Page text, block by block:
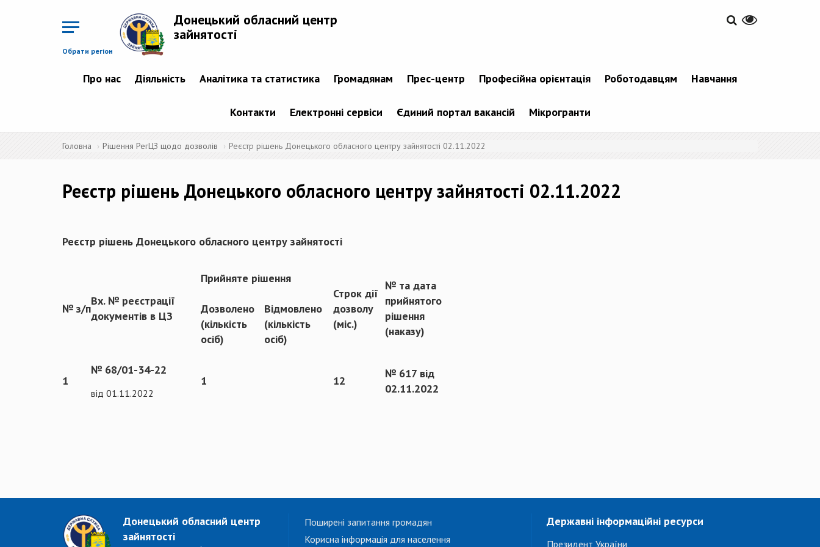
Обрати регіон
Донецький обласний центр
зайнятості
Про нас Діяльність Аналітика та статистика Громадянам Прес-центр Професійна орієнтація Роботодавцям Навчання
Контакти Електронні сервіси Єдиний портал вакансій Мікрогранти
Головна Рішення РегЦЗ щодо дозволів Реєстр рішень Донецького обласного центру зайнятості 02.11.2022
Реєстр рішень Донецького обласного центру зайнятості 02.11.2022
Реєстр рішень Донецького обласного центру зайнятості
№ з/п
Вх. № реєстрації
документів в ЦЗ
Прийняте рішення
Строк дії
дозволу
(міс.)
№ та дата
прийнятого
рішення
(наказу)
Дозволено
(кількість
осіб)
Відмовлено
(кількість
осіб)
1
№ 68/01-34-22
від 01.11.2022
1 12
№ 617 від
02.11.2022
Донецький обласний центр
зайнятості
Поширені запитання громадян
Корисна інформація для населення
Державні інформаційні ресурси
Президент України